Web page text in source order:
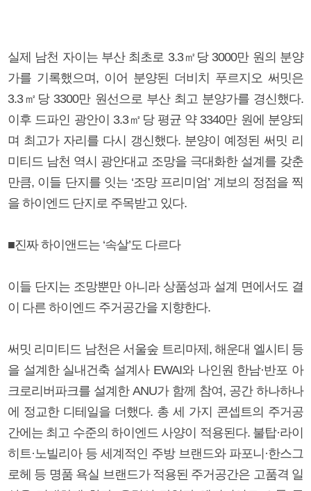
실제 남천 자이는 부산 최초로 3.3㎡당 3000만 원의 분양
가를 기록했으며, 이어 분양된 더비치 푸르지오 써밋은
3.3㎡당 3300만 원선으로 부산 최고 분양가를 경신했다.
이후 드파인 광안이 3.3㎡당 평균 약 3340만 원에 분양되
며 최고가 자리를 다시 갱신했다. 분양이 예정된 써밋 리
미티드 남천 역시 광안대교 조망을 극대화한 설계를 갖춘
만큼, 이들 단지를 잇는 ‘조망 프리미엄’ 계보의 정점을 찍
을 하이엔드 단지로 주목받고 있다.
■진짜 하이앤드는 ‘속살’도 다르다
이들 단지는 조망뿐만 아니라 상품성과 설계 면에서도 결
이 다른 하이엔드 주거공간을 지향한다.
써밋 리미티드 남천은 서울숲 트리마제, 해운대 엘시티 등
을 설계한 실내건축 설계사 EWAI와 나인원 한남·반포 아
크로리버파크를 설계한 ANU가 함께 참여, 공간 하나하나
에 정교한 디테일을 더했다. 총 세 가지 콘셉트의 주거공
간에는 최고 수준의 하이엔드 사양이 적용된다. 불탑·라이
히트·노빌리아 등 세계적인 주방 브랜드와 파포니·한스그
로헤 등 명품 욕실 브랜드가 적용된 주거공간은 고품격 일